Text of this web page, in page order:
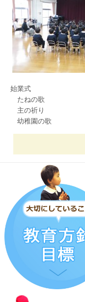
合奏曲に合わせ、さま
楽しんでいます。
今度は、どの楽器にし
３連休明け、下痢・嘔
欠席するお友達が、と
お休みのお友達、無理を
ゆっくり休息してくだ
朝は、遊びが出来るほ
日中も良く降り、午後
舞台の上に立ち、カス
白い絵の具で 久ルク
始業式
たねの歌
主の祈り
幼稚園の歌
全員揃ってのスタート
残念ではありますが
1年の締めくくりの3学期